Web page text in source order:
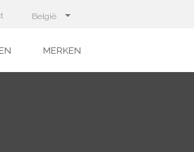
België
MERKEN